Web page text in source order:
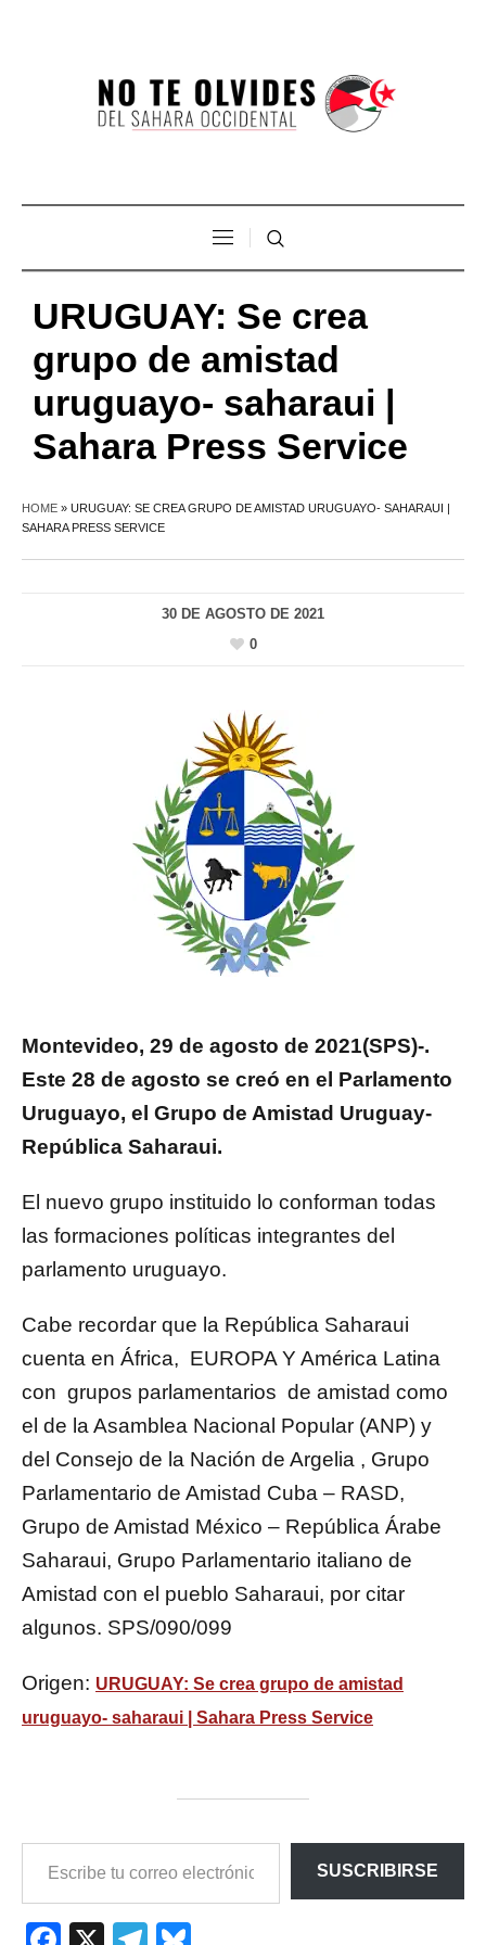
URUGUAY: Se crea
grupo de amistad
uruguayo- saharaui |
Sahara Press Service
HOME » URUGUAY: SE CREA GRUPO DE AMISTAD URUGUAYO- SAHARAUI |
SAHARA PRESS SERVICE
30 DE AGOSTO DE 2021
0
Montevideo, 29 de agosto de 2021(SPS)-.
Este 28 de agosto se creó en el Parlamento
Uruguayo, el Grupo de Amistad Uruguay-
República Saharaui.
El nuevo grupo instituido lo conforman todas
las formaciones políticas integrantes del
parlamento uruguayo.
Cabe recordar que la República Saharaui
cuenta en África, EUROPA Y América Latina
con grupos parlamentarios de amistad como
el de la Asamblea Nacional Popular (ANP) y
del Consejo de la Nación de Argelia , Grupo
Parlamentario de Amistad Cuba – RASD,
Grupo de Amistad México – República Árabe
Saharaui, Grupo Parlamentario italiano de
Amistad con el pueblo Saharaui, por citar
algunos. SPS/090/099
Origen: URUGUAY: Se crea grupo de amistad
uruguayo- saharaui | Sahara Press Service
SUSCRIBIRSE